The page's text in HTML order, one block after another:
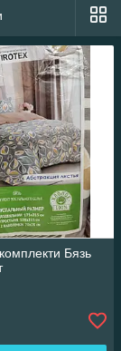
удів.
7box.com.ua!
будь-яких
передоплати
УКР.
Бязь